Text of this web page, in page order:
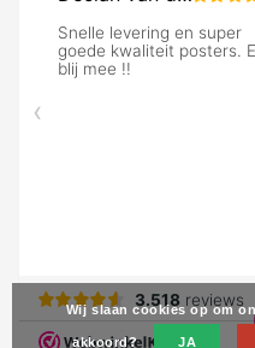
Wij slaan cookies op om
akkoord? JA